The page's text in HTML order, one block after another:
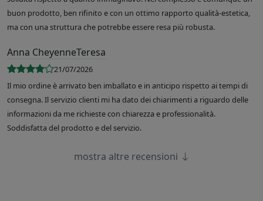
buon prodotto, ben rifinito e con un ottimo rapporto qualità-estetica,
ma con una struttura che potrebbe essere resa più robusta.
Anna CheyenneTeresa
21/07/2026
Il mio ordine è arrivato ben imballato e in anticipo rispetto ai tempi di
consegna. Il servizio clienti mi ha dato dei chiarimenti a riguardo delle
informazioni da me richieste con chiarezza e professionalità.
Soddisfatta del prodotto e del servizio.
mostra altre recensioni